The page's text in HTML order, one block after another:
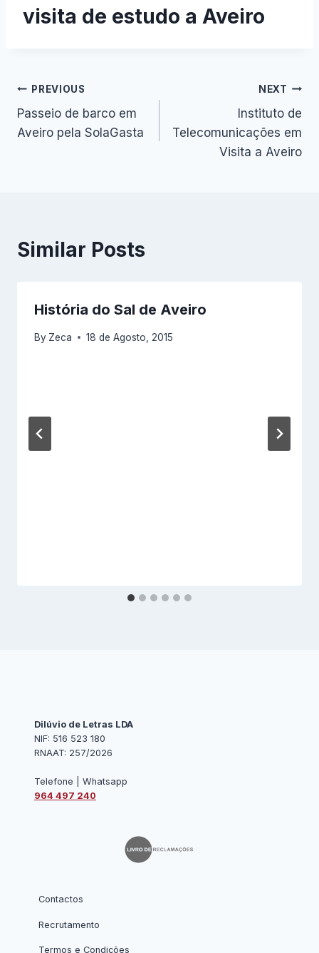
visita de estudo a Aveiro
Navegação
de
PREVIOUS
Passeio de barco em
Aveiro pela SolaGasta
NEXT
Instituto de
Telecomunicações em
Visita a Aveiro
Similar Posts
História do Sal de Aveiro
By Zeca 18 de Agosto, 2015
Dilúvio de Letras LDA
NIF: 516 523 180
RNAAT: 257/2026
Telefone | Whatsapp
964 497 240
Contactos
Recrutamento
Termos e Condições